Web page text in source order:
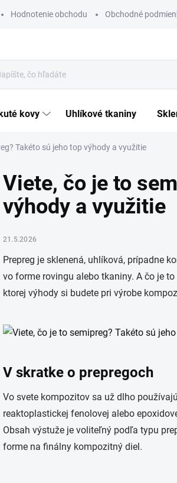
Hodnotenie obchodu Obchodné
kovy uhlíkové tkaniny
Takéto sú jeho top výhody a využitie
Viete, čo je to
výhody a využitie
21.5.2026
Prepreg je sklenená, uhlíková, prípadne
vo forme rovingu alebo tkaniny. A čo je
ktorej výhody si budete pri výrobe
V skratke o prepregoch
Vo svete kompozitov sa už dlho
reaktoplastickej fenolovej alebo
Obsah výstuže je voliteľný podľa typu
forme na finálny kompozitný diel.